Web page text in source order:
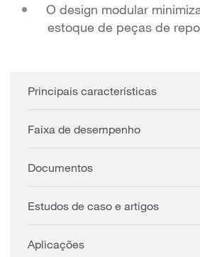
O design modular
estoque de peças de
Principais características
Faixa de desempenho
Documentos
Estudos de caso e artigos
Aplicações